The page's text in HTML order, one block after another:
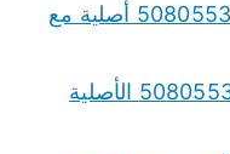
قطع غيار دومي Domi الكويت 50805535 أصلية مع
قطع غيار جيلي Geely الكويت 50805535 الأصلية